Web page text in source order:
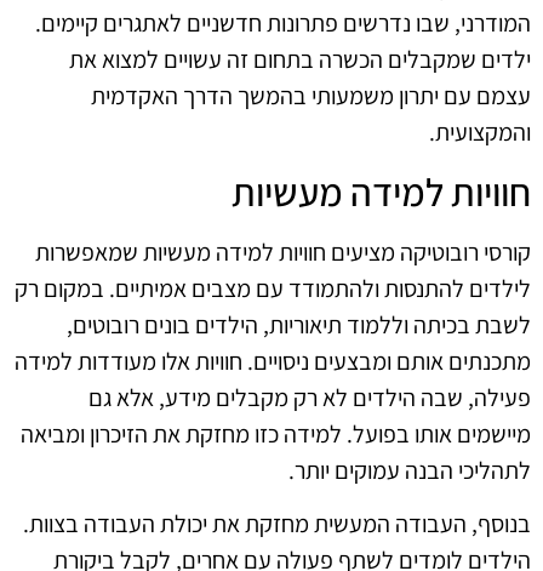
המודרני, שבו נדרשים פתרונות חדשניים לאתגרים קיימים.
ילדים שמקבלים הכשרה בתחום זה עשויים למצוא את
עצמם עם יתרון משמעותי בהמשך הדרך האקדמית
והמקצועית.
חוויות למידה מעשיות
קורסי רובוטיקה מציעים חוויות למידה מעשיות שמאפשרות
לילדים להתנסות ולהתמודד עם מצבים אמיתיים. במקום רק
לשבת בכיתה וללמוד תיאוריות, הילדים בונים רובוטים,
מתכנתים אותם ומבצעים ניסויים. חוויות אלו מעודדות למידה
פעילה, שבה הילדים לא רק מקבלים מידע, אלא גם
מיישמים אותו בפועל. למידה כזו מחזקת את הזיכרון ומביאה
לתהליכי הבנה עמוקים יותר.
בנוסף, העבודה המעשית מחזקת את יכולת העבודה בצוות.
הילדים לומדים לשתף פעולה עם אחרים, לקבל ביקורת